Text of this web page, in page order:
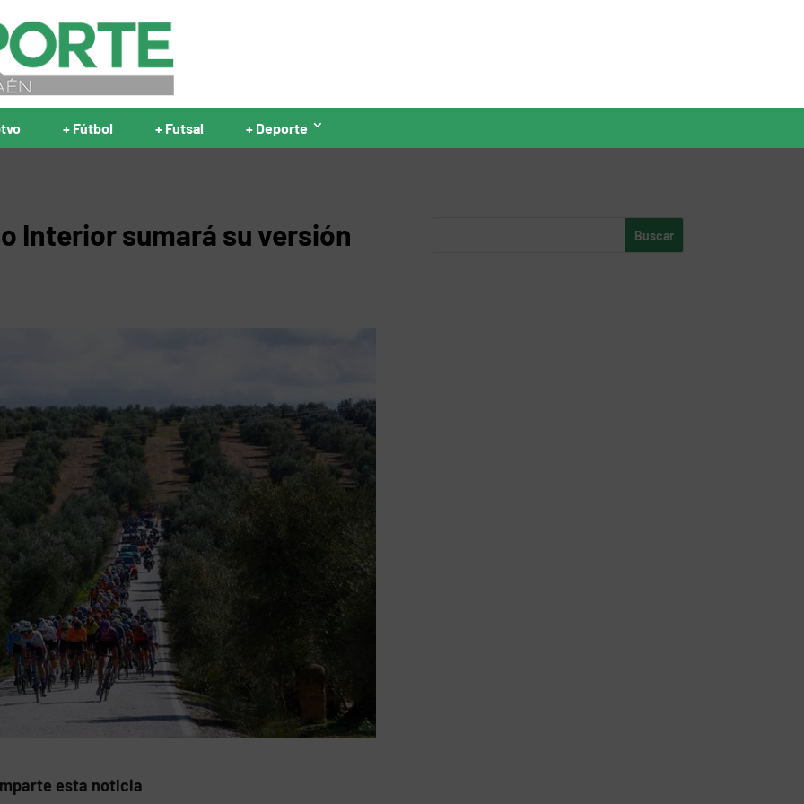
+ Fútbol + Futsal + Deporte
Interior sumará su versión
esta noticia